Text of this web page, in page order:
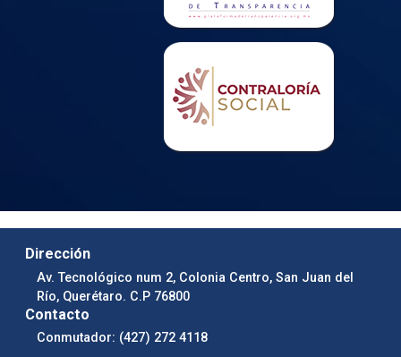
Dirección
Av. Tecnológico num 2, Colonia Centro, San Juan del
Río, Querétaro. C.P 76800
Contacto
Conmutador: (427) 272 4118